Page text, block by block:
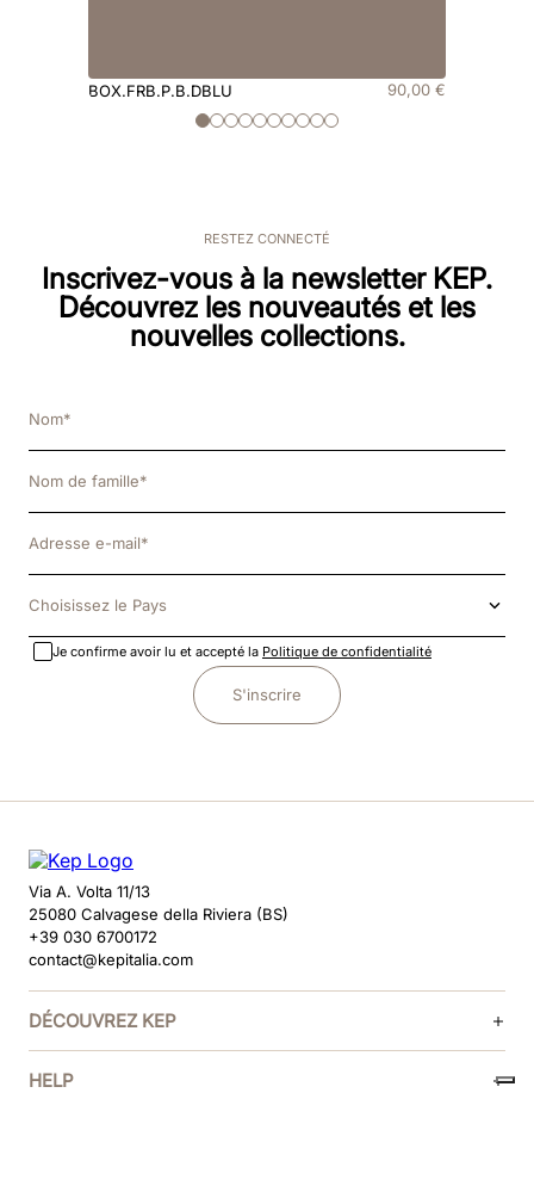
BOX.FRB.P.B.DBLU 90,00 €
RESTEZ CONNECTÉ
Inscrivez-vous à la newsletter KEP.
Découvrez les nouveautés et les
nouvelles collections.
Choisissez le Pays
Je confirme avoir lu et accepté la Politique de confidentialité
S'inscrire
Via A. Volta 11/13
25080 Calvagese della Riviera (BS)
+39 030 6700172
contact@kepitalia.com
DÉCOUVREZ KEP
HELP